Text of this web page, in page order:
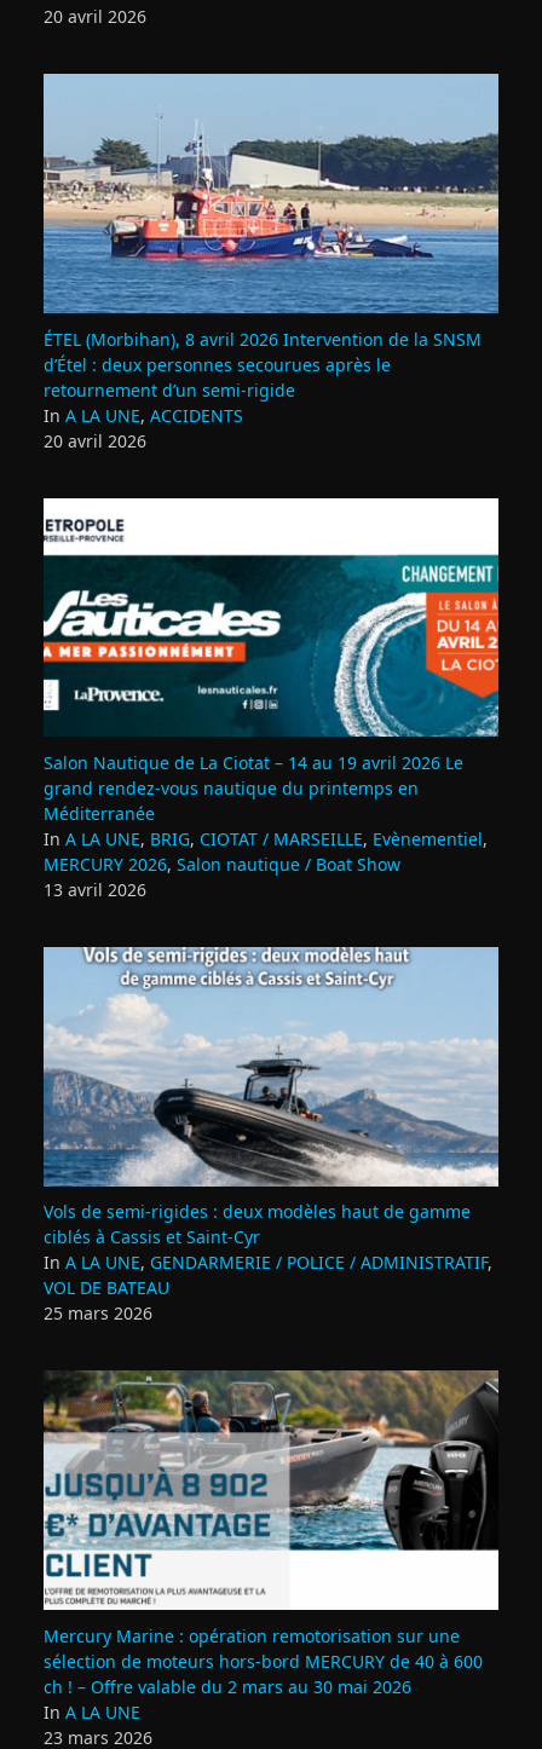
20 avril 2026
ÉTEL (Morbihan), 8 avril 2026 Intervention de la SNSM
d’Étel : deux personnes secourues après le
retournement d’un semi‑rigide
In A LA UNE, ACCIDENTS
20 avril 2026
Salon Nautique de La Ciotat – 14 au 19 avril 2026 Le
grand rendez‑vous nautique du printemps en
Méditerranée
In A LA UNE, BRIG, CIOTAT / MARSEILLE, Evènementiel,
MERCURY 2026, Salon nautique / Boat Show
13 avril 2026
Vols de semi‑rigides : deux modèles haut de gamme
ciblés à Cassis et Saint‑Cyr
In A LA UNE, GENDARMERIE / POLICE / ADMINISTRATIF,
VOL DE BATEAU
25 mars 2026
Mercury Marine : opération remotorisation sur une
sélection de moteurs hors-bord MERCURY de 40 à 600
ch ! – Offre valable du 2 mars au 30 mai 2026
In A LA UNE
23 mars 2026